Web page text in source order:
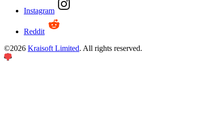
Instagram
Reddit
©2026 Kraisoft Limited. All rights reserved.